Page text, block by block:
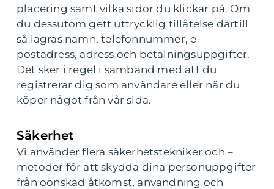
placering samt vilka sidor du klickar på. Om
du dessutom gett uttrycklig tillåtelse därtill
så lagras namn, telefonnummer, e-
postadress, adress och betalningsuppgifter.
Det sker i regel i samband med att du
registrerar dig som användare eller när du
köper något från vår sida.
Säkerhet
Vi använder flera säkerhetstekniker och –
metoder för att skydda dina personuppgifter
från oönskad åtkomst, användning och